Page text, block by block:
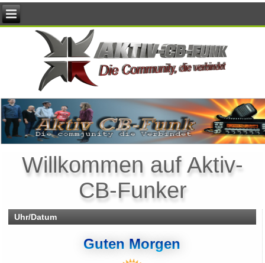
Willkommen auf Aktiv-
CB-Funker
Uhr/Datum